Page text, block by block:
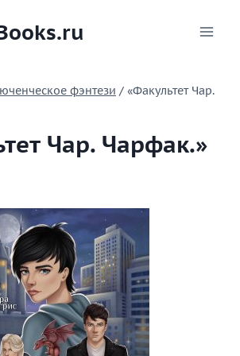
фэнтези / «Факультет Чар.
Чар. Чарфак.»